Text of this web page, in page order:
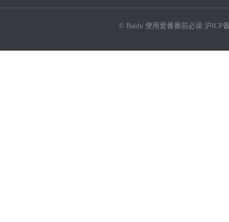
© Baidu 使用爱番番前必读 沪ICP